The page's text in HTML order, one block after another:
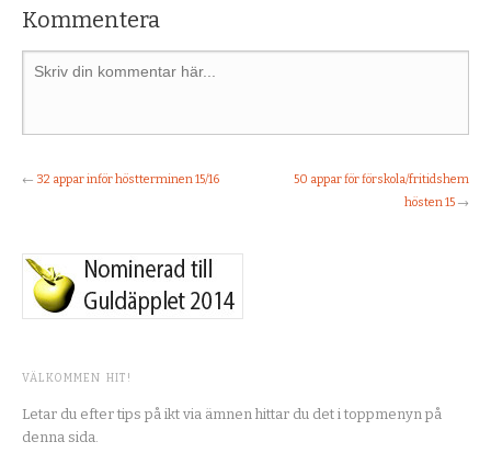
Kommentera
← 32 appar inför höstterminen 15/16
50 appar för förskola/fritidshem
hösten 15 →
VÄLKOMMEN HIT!
Letar du efter tips på ikt via ämnen hittar du det i toppmenyn på
denna sida.